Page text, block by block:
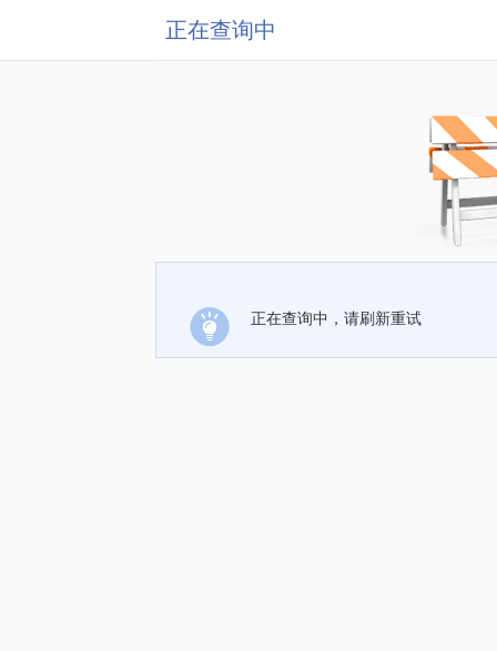
正在查询中
正在查询中，请刷新重试